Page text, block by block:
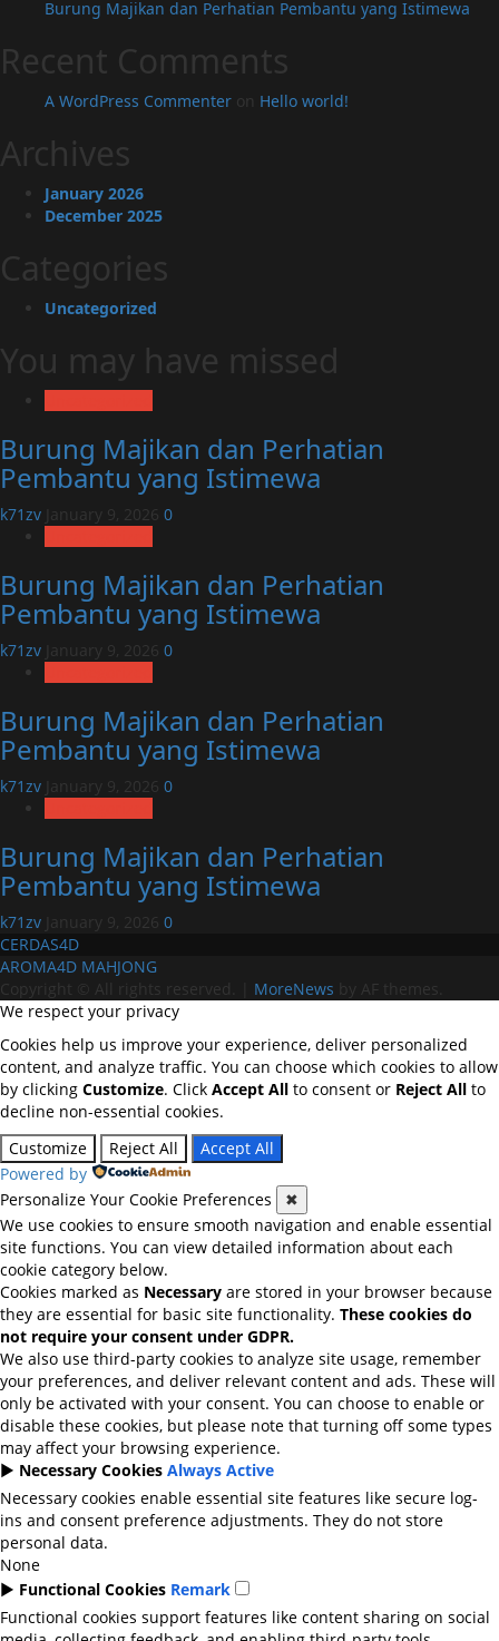
Burung Majikan dan Perhatian Pembantu yang Istimewa
Recent Comments
A WordPress Commenter on Hello world!
Archives
January 2026
December 2025
Categories
Uncategorized
You may have missed
Burung Majikan dan Perhatian
Pembantu yang Istimewa
k71zv January 9, 2026 0
Burung Majikan dan Perhatian
Pembantu yang Istimewa
k71zv January 9, 2026 0
Burung Majikan dan Perhatian
Pembantu yang Istimewa
k71zv January 9, 2026 0
Burung Majikan dan Perhatian
Pembantu yang Istimewa
k71zv January 9, 2026 0
CERDAS4D
AROMA4D MAHJONG
Copyright © All rights reserved.
MoreNews by AF themes.
We respect your privacy
Cookies help us improve your experience, deliver personalized
content, and analyze traffic. You can choose which cookies to allow
by clicking Customize. Click Accept All to consent or Reject All to
decline non-essential cookies.
Customize
Reject All
Accept All
Powered by
Personalize Your Cookie Preferences
✖
We use cookies to ensure smooth navigation and enable essential
site functions. You can view detailed information about each
cookie category below.
Cookies marked as Necessary are stored in your browser because
they are essential for basic site functionality. These cookies do
not require your consent under GDPR.
We also use third-party cookies to analyze site usage, remember
your preferences, and deliver relevant content and ads. These will
only be activated with your consent. You can choose to enable or
disable these cookies, but please note that turning off some types
may affect your browsing experience.
► Necessary Cookies Always Active
Necessary cookies enable essential site features like secure log-
ins and consent preference adjustments. They do not store
personal data.
None
► Functional Cookies Remark
Functional cookies support features like content sharing on social